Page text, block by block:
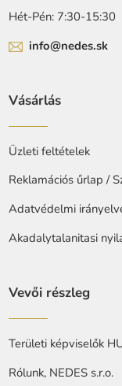
Hét-Pén: 7:30-15:30
info@nedes.sk
Vásárlás
Üzleti feltételek
Reklamációs űrlap /
Adatvédelmi
Akadalytalanitasi
Vevői részleg
Területi képviselők
Rólunk, NEDES s.r.o.